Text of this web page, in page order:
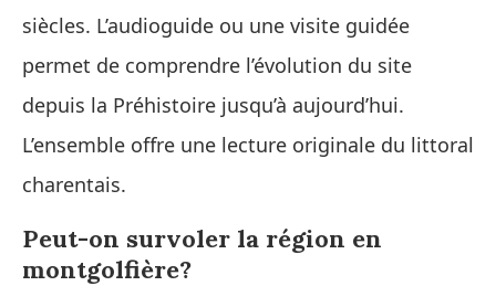
siècles. L’audioguide ou une visite guidée
permet de comprendre l’évolution du site
depuis la Préhistoire jusqu’à aujourd’hui.
L’ensemble offre une lecture originale du littoral
charentais.
Peut-on survoler la région en
montgolfière?